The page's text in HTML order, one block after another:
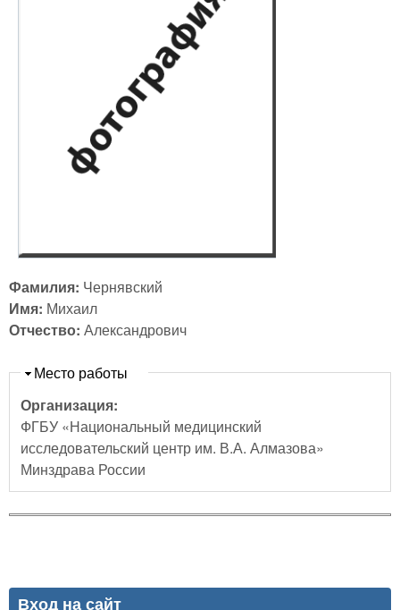
Фамилия: Чернявский
Имя: Михаил
Отчество: Александрович
Скрыть
Место работы
Организация:
ФГБУ «Национальный медицинский
исследовательский центр им. В.А. Алмазова»
Минздрава России
Вход на сайт